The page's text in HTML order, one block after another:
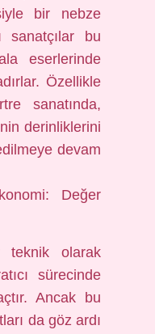
bir nebze
sanatçılar bu
eserlerinde
Özellikle
sanatında,
derinliklerini
devam
Değer
teknik olarak
sürecinde
Ancak bu
da göz ardı